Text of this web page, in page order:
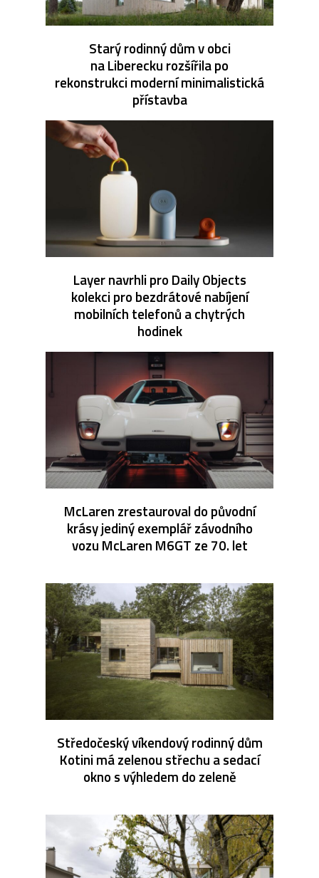
Starý rodinný dům v obci
na Liberecku rozšířila po
rekonstrukci moderní minimalistická
přístavba
Layer navrhli pro Daily Objects
kolekci pro bezdrátové nabíjení
mobilních telefonů a chytrých
hodinek
McLaren zrestauroval do původní
krásy jediný exemplář závodního
vozu McLaren M6GT ze 70. let
Středočeský víkendový rodinný dům
Kotini má zelenou střechu a sedací
okno s výhledem do zeleně